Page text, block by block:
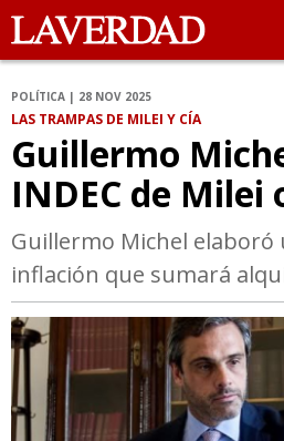
POLÍTICA | 28 NOV 2025
LAS TRAMPAS DE MILEI Y CÍA
Guillermo
INDEC de Milei
Guillermo Michel
inflación que sumará